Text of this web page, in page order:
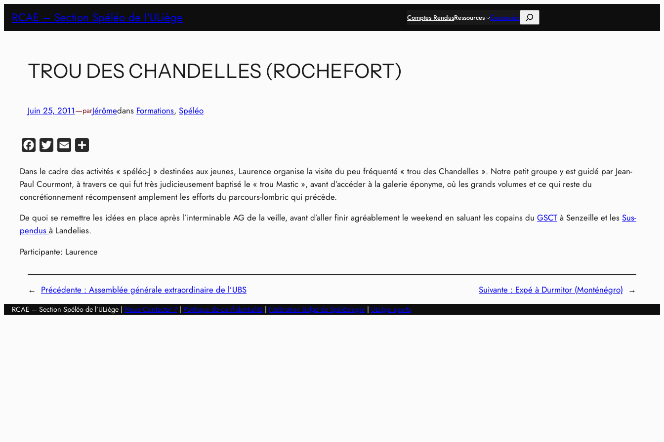
RCAE – Section Spéléo de l'ULiège Comptes RendusRessources Connexion Rechercher
TROU DES CHANDELLES (ROCHEFORT)
Juin 25, 2011—parJérômedans Formations, Spéléo
Facebook
Twitter Email
Dans le cadre des activités « spéléo-J » destinées aux jeunes, Laurence organise la visite du peu fréquenté « trou des Chandelles ». Notre petit groupe y est guidé par Jean-
Paul Courmont, à travers ce qui fut très judicieusement baptisé le « trou Mastic », avant d’accéder à la galerie éponyme, où les grands volumes et ce qui reste du
concrétionnement récompensent amplement les efforts du parcours-lombric qui précède.
De quoi se remettre les idées en place après l’interminable AG de la veille, avant d’aller finir agréablement le weekend en saluant les copains du GSCT à Senzeille et les Sus-
pendus à Landelies.
Participante: Laurence
← Précédente : Assemblée générale extraordinaire de l’UBS Suivante : Expé à Durmitor (Monténégro) →
RCAE – Section Spéléo de l’ULiège | Nous Contacter ? | Politique de confidentialité | Fédération Belge de Spéléologie | ULiège sports